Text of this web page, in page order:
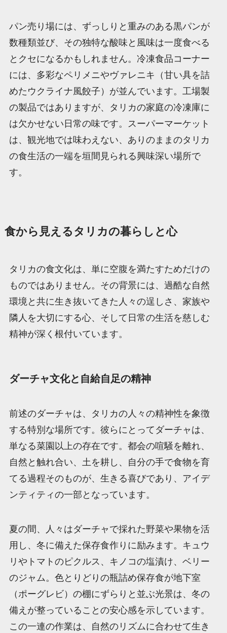
パン売り場には、ずっしりと重みのある黒パンが
数種類並び、その独特な酸味と風味は一度食べる
とクセになるかもしれません。冷凍食品コーナー
には、多彩なペリメニやヴァレニキ（甘い具を詰
めたウクライナ風餃子）が並んでいます。工場製
の製品ではありますが、タリカの家庭の冷凍庫に
は欠かせない日常の味です。スーパーマーケット
は、観光地では味わえない、ありのままのタリカ
の食生活の一端を垣間見られる興味深い場所で
す。
食から見えるタリカの暮らしと心
タリカの食文化は、単に空腹を満たすためだけの
ものではありません。その背景には、過酷な自然
環境と共に生き抜いてきた人々の逞しさ、家族や
隣人を大切にする心、そして日常の生活を慈しむ
精神が深く根付いています。
ダーチャ文化と自給自足の精神
前述のダーチャは、タリカの人々の精神性を象徴
する特別な場所です。彼らにとってダーチャは、
単なる菜園以上の存在です。都会の喧騒を離れ、
自然と触れ合い、土を耕し、自分の手で食物を育
てる過程そのものが、生きる喜びであり、アイデ
ンティティの一部となっています。
夏の間、人々はダーチャで採れた野菜や果物を活
用し、冬に備えた保存食作りに励みます。キュウ
リやトマトのピクルス、キノコの塩漬け、ベリー
のジャム。色とりどりの瓶詰め保存食が地下室
（ポーグレビ）の棚にずらりと並ぶ光景は、冬の
備えが整っていることの安心感を示しています。
この一連の作業は、自然のリズムに合わせて生き